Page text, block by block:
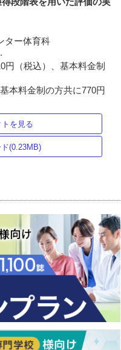
ター体育科
円（税込）、基本料金制
本料金制の方共に770円
を見る
(0.23MB)